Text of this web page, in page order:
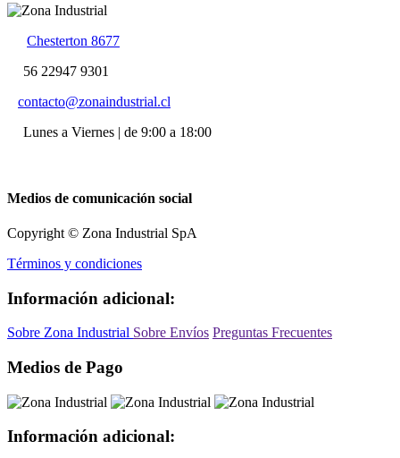
Chesterton 8677
56 22947 9301
contacto@zonaindustrial.cl
Lunes a Viernes | de 9:00 a 18:00
Medios de comunicación social
Copyright © Zona Industrial SpA
Términos y condiciones
Información adicional:
Sobre Zona Industrial Sobre Envíos Preguntas Frecuentes
Medios de Pago
Información adicional: